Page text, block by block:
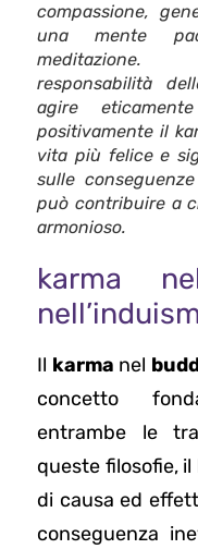
compassione,
una mente
responsabilità
agire
positivamente il
vita più felice e
sulle
può contribuire a
armonioso.
karma
Il karma nel
concetto
entrambe le
queste filosofie, il
di causa ed
conseguenza